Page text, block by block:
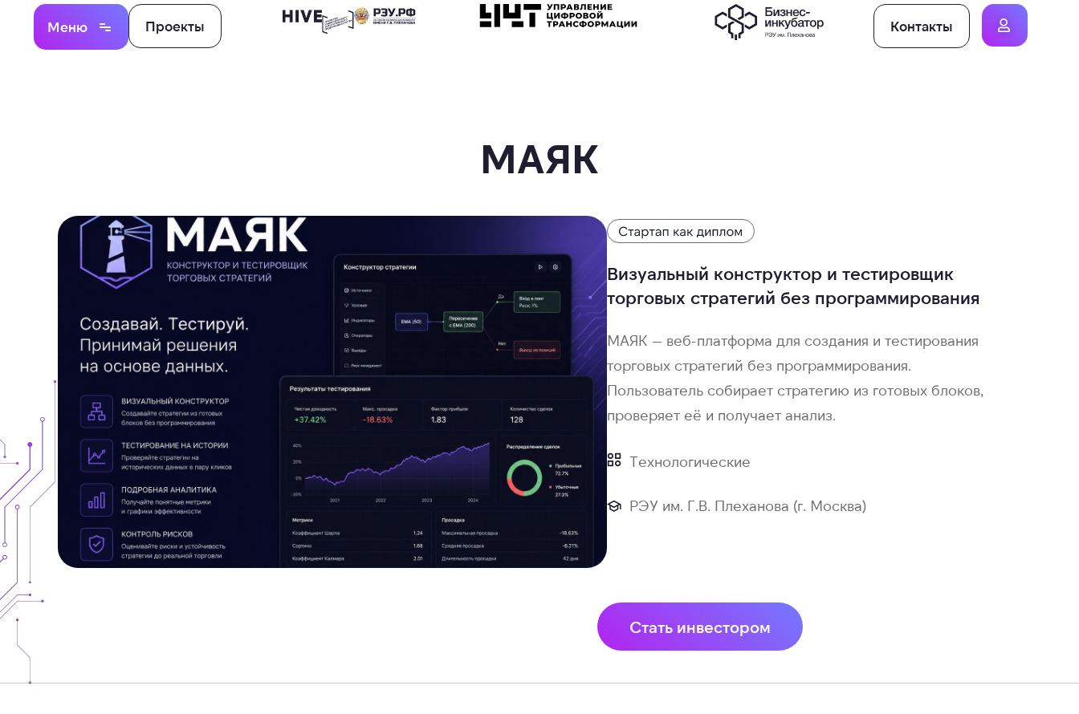
Меню Проекты Контакты
МАЯК
Визуальный конструктор и тестировщик
торговых стратегий без программирования
МАЯК — веб-платформа для создания и тестирования
торговых стратегий без программирования.
Пользователь собирает стратегию из готовых блоков,
проверяет её и получает анализ.
Технологические
РЭУ им. Г.В. Плеханова (г. Москва)
Стать инвестором